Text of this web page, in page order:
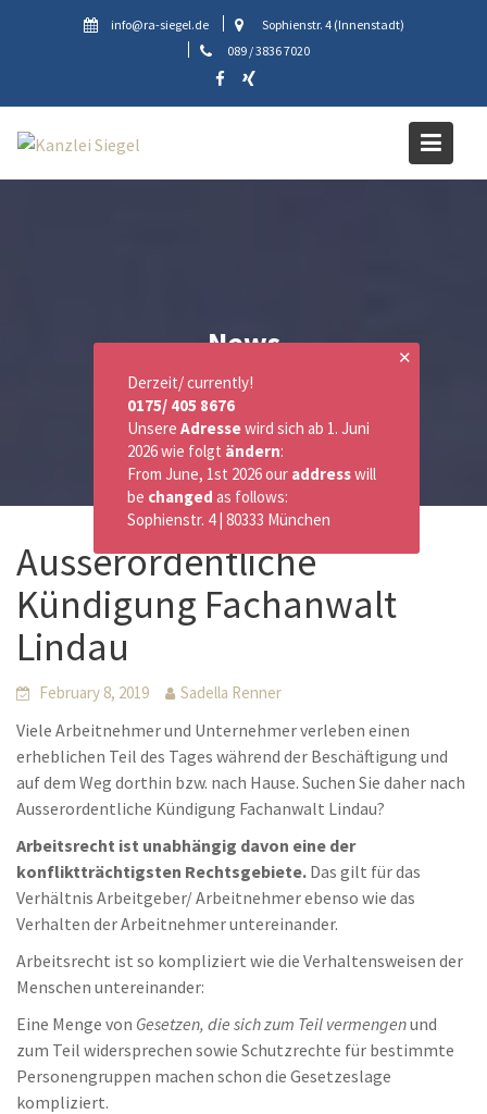
info@ra-siegel.de
Sophienstr. 4 (Innenstadt)
089 / 3836 7020
News
Ausserordentliche
Kündigung Fachanwalt
Lindau
February 8, 2019 Sadella Renner
Viele Arbeitnehmer und Unternehmer verleben einen
erheblichen Teil des Tages während der Beschäftigung und
auf dem Weg dorthin bzw. nach Hause. Suchen Sie daher nach
Ausserordentliche Kündigung Fachanwalt Lindau?
Arbeitsrecht ist unabhängig davon eine der
konfliktträchtigsten Rechtsgebiete. Das gilt für das
Verhältnis Arbeitgeber/ Arbeitnehmer ebenso wie das
Verhalten der Arbeitnehmer untereinander.
Arbeitsrecht ist so kompliziert wie die Verhaltensweisen der
Menschen untereinander:
Eine Menge von Gesetzen, die sich zum Teil vermengenund
zum Teil widersprechen sowie Schutzrechte für bestimmte
Personengruppen machen schon die Gesetzeslage
kompliziert.
✕
Derzeit/ currently!
0175/ 405 8676
Unsere Adressewird sich ab 1. Juni
2026 wie folgt ändern:
From June, 1st 2026 our addresswill
be changed as follows:
Sophienstr. 4 | 80333 München